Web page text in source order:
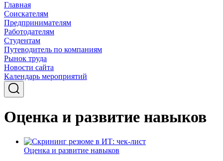
Главная
Соискателям
Предпринимателям
Работодателям
Студентам
Путеводитель по компаниям
Рынок труда
Новости сайта
Календарь мероприятий
Оценка и развитие навыков
Оценка и развитие навыков